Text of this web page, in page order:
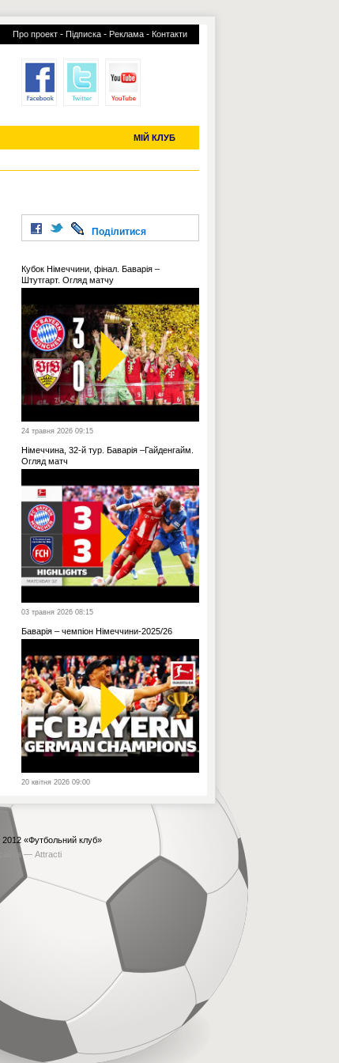
Про проект - Підписка - Реклама - Контакти
МІЙ КЛУБ
УСІ ТРАНСФЕРИ
Поділитися
Кубок Німеччини, фінал. Баварія –
Штутгарт. Огляд матчу
24 травня 2026 09:15
Німеччина, 32-й тур. Баварія –Гайденгайм.
Огляд матч
03 травня 2026 08:15
Баварія – чемпіон Німеччини-2025/26
20 квітня 2026 09:00
2012 «Футбольний клуб»
— Attracti